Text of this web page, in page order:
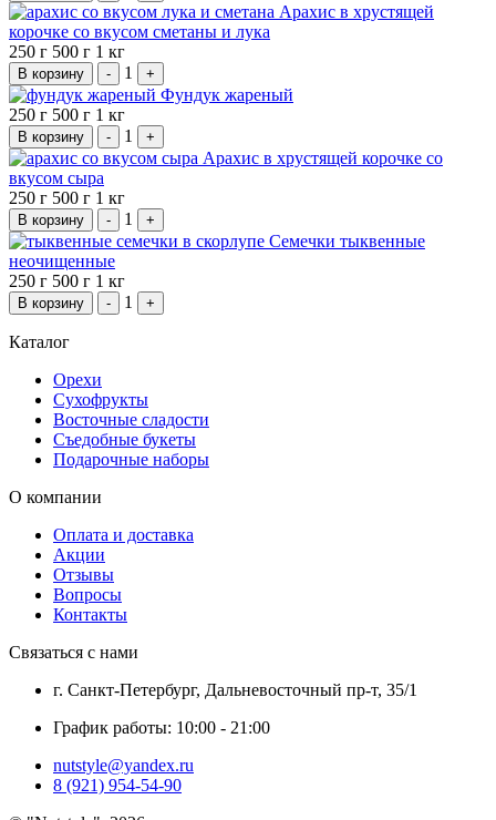
Арахис в хрустящей
корочке со вкусом сметаны и лука
250 г 500 г 1 кг
В корзину - 1 +
Фундук жареный
250 г 500 г 1 кг
В корзину - 1 +
Арахис в хрустящей корочке со
вкусом сыра
250 г 500 г 1 кг
В корзину - 1 +
Семечки тыквенные
неочищенные
250 г 500 г 1 кг
В корзину - 1 +
Каталог
Орехи
Сухофрукты
Восточные сладости
Съедобные букеты
Подарочные наборы
О компании
Оплата и доставка
Акции
Отзывы
Вопросы
Контакты
Связаться с нами
г. Санкт-Петербург, Дальневосточный пр-т, 35/1
График работы: 10:00 - 21:00
nutstyle@yandex.ru
8 (921) 954-54-90